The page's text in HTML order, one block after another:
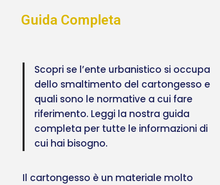
Guida Completa
Scopri se l’ente urbanistico si occupa
dello smaltimento del cartongesso e
quali sono le normative a cui fare
riferimento. Leggi la nostra guida
completa per tutte le informazioni di
cui hai bisogno.
Il cartongesso è un materiale molto